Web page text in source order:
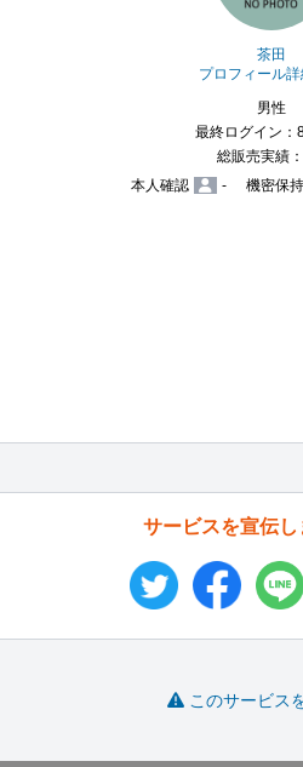
茶田
プロフィール
男性
最終ログイン：
総販売実績
本人確認
- 機密保
サービスを宣伝し
このサービス